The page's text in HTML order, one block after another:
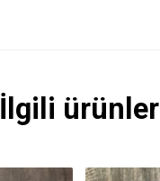
İlgili ürünler